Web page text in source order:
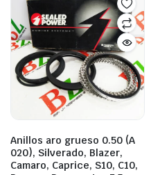
Anillos aro grueso 0.50 (A
020), Silverado, Blazer,
Camaro, Caprice, S10, C10,